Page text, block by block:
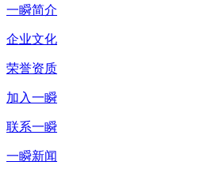
一瞬简介
企业文化
荣誉资质
加入一瞬
联系一瞬
一瞬新闻